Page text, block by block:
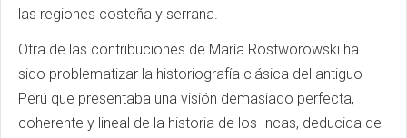
las regiones costeña y serrana.
Otra de las contribuciones de María Rostworowski ha
sido problematizar la historiografía clásica del antiguo
Perú que presentaba una visión demasiado perfecta,
coherente y lineal de la historia de los Incas, deducida de